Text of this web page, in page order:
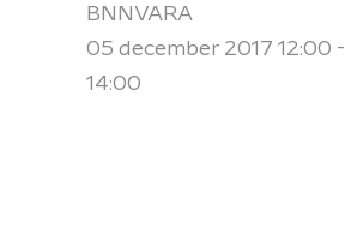
BNNVARA
05 december 2017 12:00 -
14:00